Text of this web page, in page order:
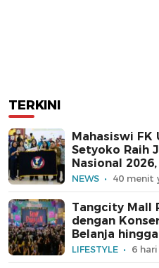
TERKINI
Mahasiswi FK
Setyoko Raih
Nasional
untuk Kampus
NEWS 40 menit
Tangcity Mall
dengan
Belanja
LIFESTYLE 6